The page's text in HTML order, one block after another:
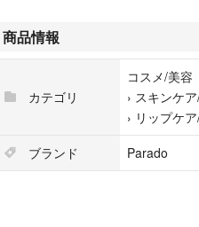
・保湿成分、桜(ソメイヨシノ)エキス
・くるくる塗りこんで血行促進、自
・美容液成分がたっぷりのうるおい
い、ぷっくり立体感のあるみすみず
・熱感成分&冷感成分配合
(バニリルブチル、メントキシプロパ
・無香料
商品情報
カテゴリ
コスメ/美容
› スキンケ
› リップケ
ブランド
Parado